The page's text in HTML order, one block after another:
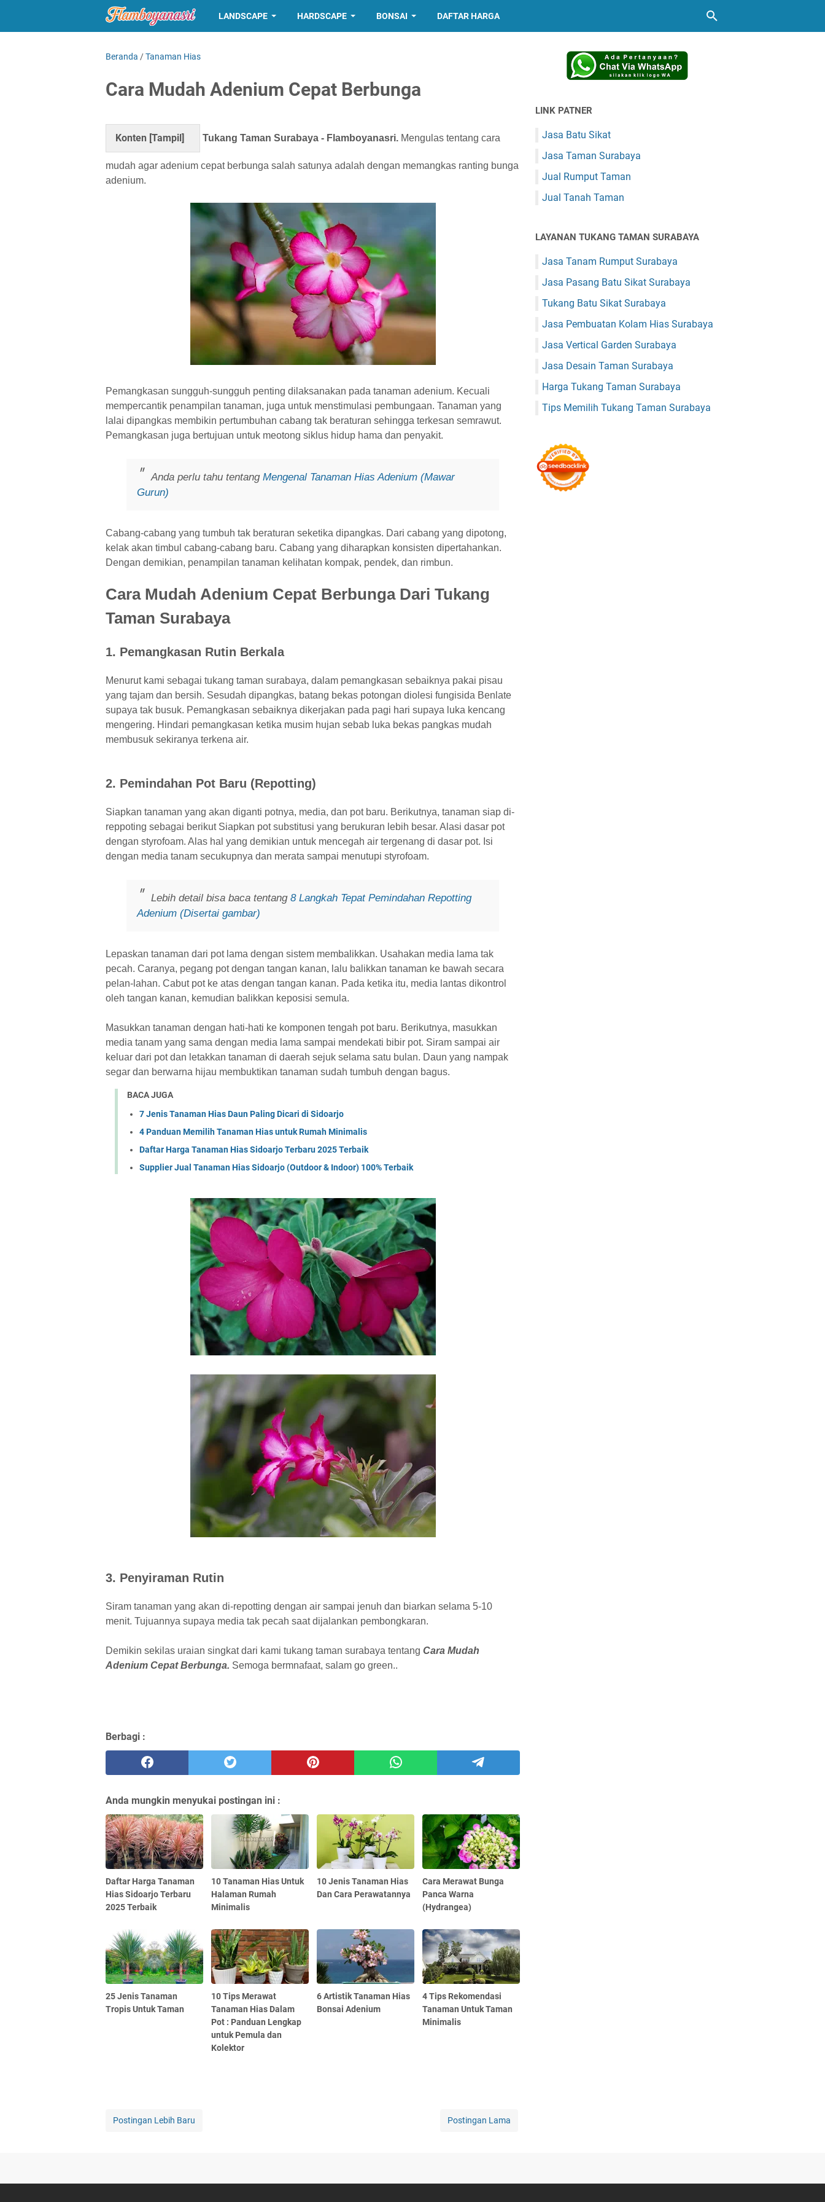
LANDSCAPE HARDSCAPE BONSAI DAFTAR HARGA
Beranda /Tanaman Hias
Cara Mudah Adenium Cepat Berbunga
Konten [Tampil] Tukang Taman Surabaya - Flamboyanasri. Mengulas tentang cara
mudah agar adenium cepat berbunga salah satunya adalah dengan memangkas ranting bunga
adenium.
Pemangkasan sungguh-sungguh penting dilaksanakan pada tanaman adenium. Kecuali
mempercantik penampilan tanaman, juga untuk menstimulasi pembungaan. Tanaman yang
lalai dipangkas membikin pertumbuhan cabang tak beraturan sehingga terkesan semrawut.
Pemangkasan juga bertujuan untuk meotong siklus hidup hama dan penyakit.
Anda perlu tahu tentang Mengenal Tanaman Hias Adenium (Mawar
Gurun)
Cabang-cabang yang tumbuh tak beraturan seketika dipangkas. Dari cabang yang dipotong,
kelak akan timbul cabang-cabang baru. Cabang yang diharapkan konsisten dipertahankan.
Dengan demikian, penampilan tanaman kelihatan kompak, pendek, dan rimbun.
Cara Mudah Adenium Cepat Berbunga Dari Tukang
Taman Surabaya
1. Pemangkasan Rutin Berkala
Menurut kami sebagai tukang taman surabaya, dalam pemangkasan sebaiknya pakai pisau
yang tajam dan bersih. Sesudah dipangkas, batang bekas potongan diolesi fungisida Benlate
supaya tak busuk. Pemangkasan sebaiknya dikerjakan pada pagi hari supaya luka kencang
mengering. Hindari pemangkasan ketika musim hujan sebab luka bekas pangkas mudah
membusuk sekiranya terkena air.
2. Pemindahan Pot Baru (Repotting)
Siapkan tanaman yang akan diganti potnya, media, dan pot baru. Berikutnya, tanaman siap di-
reppoting sebagai berikut Siapkan pot substitusi yang berukuran lebih besar. Alasi dasar pot
dengan styrofoam. Alas hal yang demikian untuk mencegah air tergenang di dasar pot. Isi
dengan media tanam secukupnya dan merata sampai menutupi styrofoam.
Lebih detail bisa baca tentang 8 Langkah Tepat Pemindahan Repotting
Adenium (Disertai gambar)
Lepaskan tanaman dari pot lama dengan sistem membalikkan. Usahakan media lama tak
pecah. Caranya, pegang pot dengan tangan kanan, lalu balikkan tanaman ke bawah secara
pelan-lahan. Cabut pot ke atas dengan tangan kanan. Pada ketika itu, media lantas dikontrol
oleh tangan kanan, kemudian balikkan keposisi semula.
Masukkan tanaman dengan hati-hati ke komponen tengah pot baru. Berikutnya, masukkan
media tanam yang sama dengan media lama sampai mendekati bibir pot. Siram sampai air
keluar dari pot dan letakkan tanaman di daerah sejuk selama satu bulan. Daun yang nampak
segar dan berwarna hijau membuktikan tanaman sudah tumbuh dengan bagus.
BACA JUGA
7 Jenis Tanaman Hias Daun Paling Dicari di Sidoarjo
4 Panduan Memilih Tanaman Hias untuk Rumah Minimalis
Daftar Harga Tanaman Hias Sidoarjo Terbaru 2025 Terbaik
Supplier Jual Tanaman Hias Sidoarjo (Outdoor & Indoor) 100% Terbaik
3. Penyiraman Rutin
Siram tanaman yang akan di-repotting dengan air sampai jenuh dan biarkan selama 5-10
menit. Tujuannya supaya media tak pecah saat dijalankan pembongkaran.
Demikin sekilas uraian singkat dari kami tukang taman surabaya tentang Cara Mudah
Adenium Cepat Berbunga. Semoga bermnafaat, salam go green..
Berbagi :
Anda mungkin menyukai postingan ini :
Daftar Harga Tanaman
Hias Sidoarjo Terbaru
2025 Terbaik
10 Tanaman Hias Untuk
Halaman Rumah
Minimalis
10 Jenis Tanaman Hias
Dan Cara Perawatannya
Cara Merawat Bunga
Panca Warna
(Hydrangea)
25 Jenis Tanaman
Tropis Untuk Taman
10 Tips Merawat
Tanaman Hias Dalam
Pot : Panduan Lengkap
untuk Pemula dan
Kolektor
6 Artistik Tanaman Hias
Bonsai Adenium
4 Tips Rekomendasi
Tanaman Untuk Taman
Minimalis
Postingan Lebih Baru Postingan Lama
LINK PATNER
Jasa Batu Sikat
Jasa Taman Surabaya
Jual Rumput Taman
Jual Tanah Taman
LAYANAN TUKANG TAMAN SURABAYA
Jasa Tanam Rumput Surabaya
Jasa Pasang Batu Sikat Surabaya
Tukang Batu Sikat Surabaya
Jasa Pembuatan Kolam Hias Surabaya
Jasa Vertical Garden Surabaya
Jasa Desain Taman Surabaya
Harga Tukang Taman Surabaya
Tips Memilih Tukang Taman Surabaya